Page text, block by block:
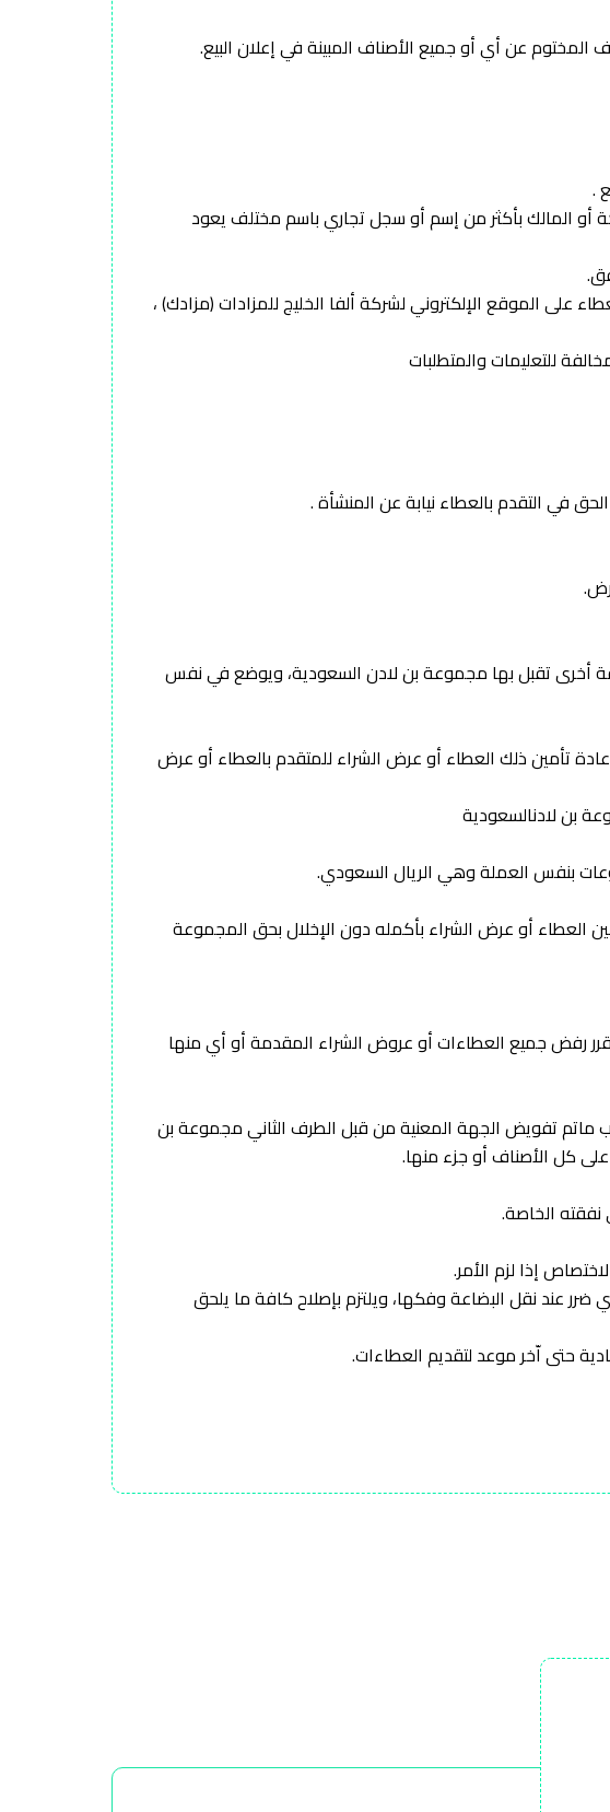
أو المالك بأكثر من إسم أو سجل تجاري باسم مختلف يعود
على الموقع الإلكتروني لشركة ألفا الخليج للمزادات (مزادك) ،
أخرى تقبل بها مجموعة بن لادن السعودية، ويوضع في نفس
تأمين ذلك العطاء أو عرض الشراء للمتقدم بالعطاء أو عرض
العطاء أو عرض الشراء بأكمله دون الإخلال بحق المجموعة
رفض جميع العطاءات أو عروض الشراء المقدمة أو أي منها
ماتم تفويض الجهة المعنية من قبل الطرف الثاني مجموعة بن
كل الأصناف أو جزء منها.
عند نقل البضاعة وفكها، ويلتزم بإصلاح كافة ما يلحق